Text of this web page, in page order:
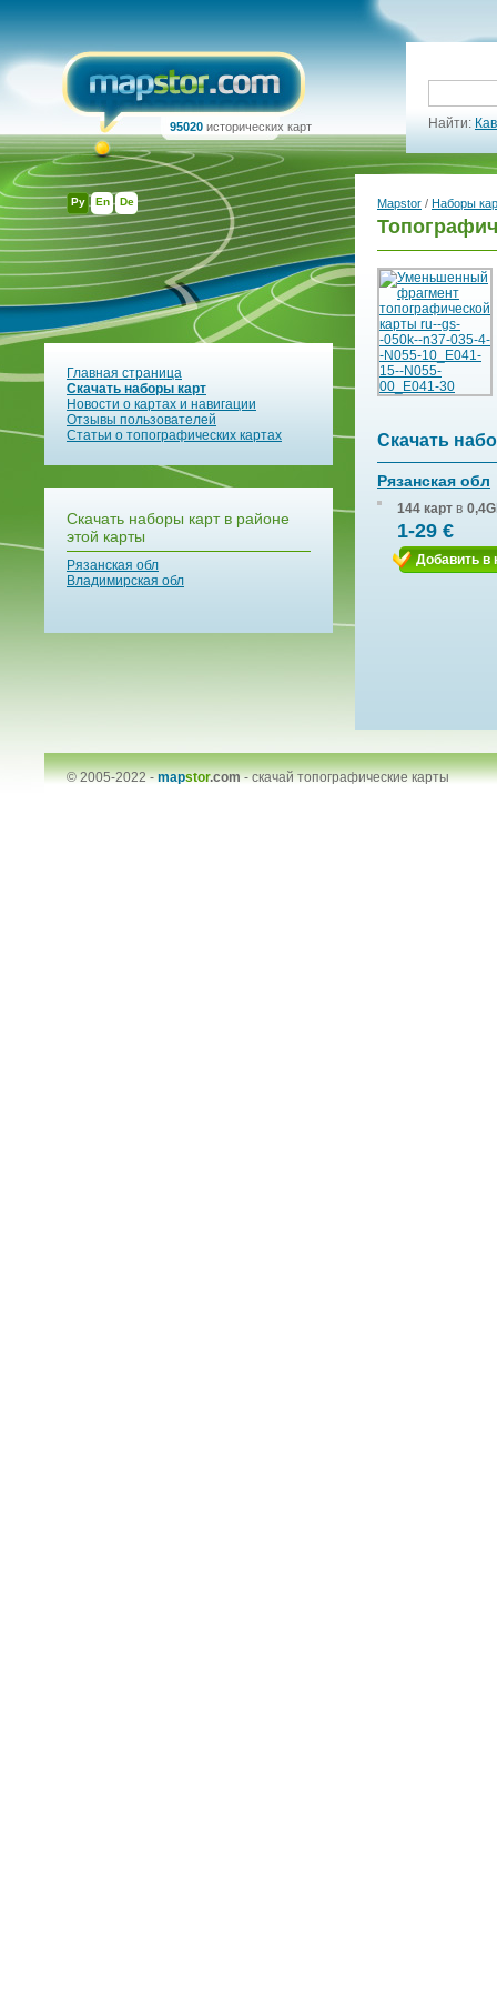
Ру En De
95020 исторических карт Найти:
Главная страница
Скачать наборы карт
Новости о картах и навигации
Отзывы пользователей
Статьи о топографических картах
Скачать наборы карт в районе
этой карты
Рязанская обл
Владимирская обл
Mapstor / Наборы
Скачать
Рязанская обл
144 карт в
1-29 €
Добавить в
© 2005-2022 -mapstor.com-скачай топографические карты